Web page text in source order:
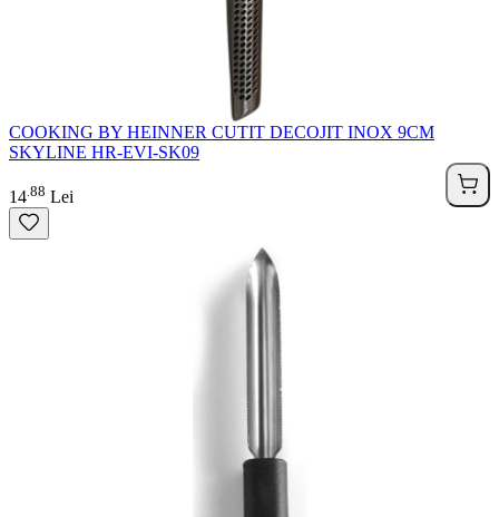
COOKING BY HEINNER CUTIT DECOJIT INOX 9CM
SKYLINE HR-EVI-SK09
14 88 Lei